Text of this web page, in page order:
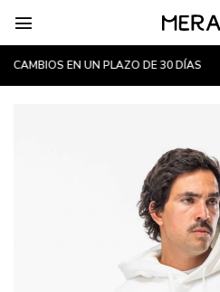

CAMBIOS EN UN PLAZO DE 30 DÍAS